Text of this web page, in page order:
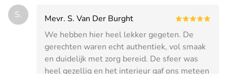
S.
Mevr. S. Van Der Burght
We hebben hier heel lekker gegeten. De
gerechten waren echt authentiek, vol smaak
en duidelijk met zorg bereid. De sfeer was
heel gezellig en het interieur gaf ons meteen